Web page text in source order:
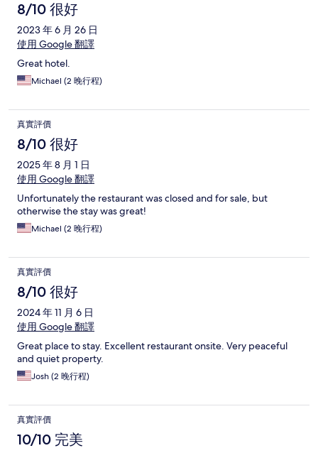
8/10 很好
2023 年 6 月 26 日
使用 Google 翻譯
Great hotel.
Michael (2 晚行程)
真實評價
8/10 很好
2025 年 8 月 1 日
使用 Google 翻譯
Unfortunately the restaurant was closed and for sale, but
otherwise the stay was great!
Michael (2 晚行程)
真實評價
8/10 很好
2024 年 11 月 6 日
使用 Google 翻譯
Great place to stay. Excellent restaurant onsite. Very peaceful
and quiet property.
Josh (2 晚行程)
真實評價
10/10 完美